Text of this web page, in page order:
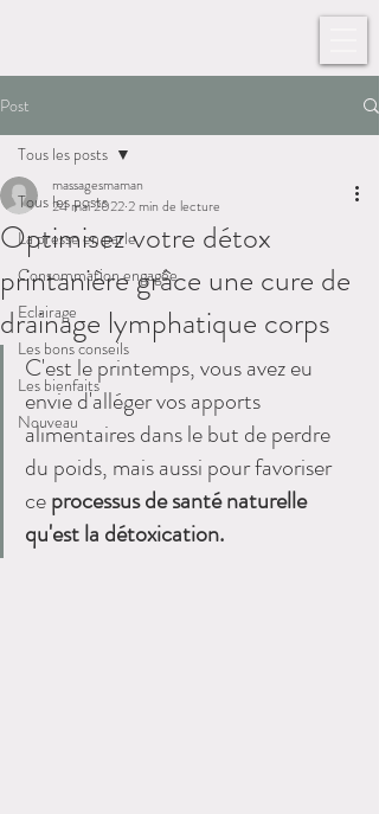
Post
Tous les posts
La presse en parle
Consommation engagée
Eclairage
Les bons conseils
Les bienfaits
Nouveau
Tous les posts
Optimisez votre détox
printanière grâce une cure de
drainage lymphatique corps
massagesmaman
24 mai 20222 min de lecture
C'est le printemps, vous avez eu
envie d'alléger vos apports
alimentaires dans le but de perdre
du poids, mais aussi pour favoriser
ce processus de santé naturelle
qu'est la détoxication.